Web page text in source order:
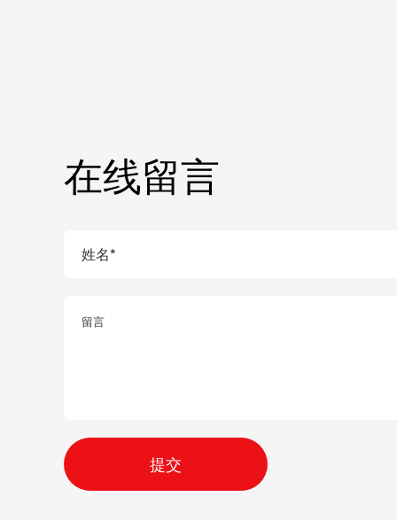
在线留言
提交